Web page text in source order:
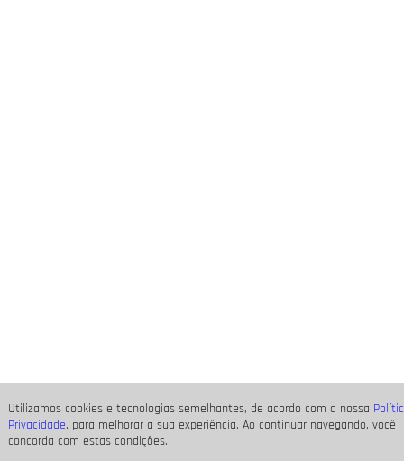
Utilizamos cookies e tecnologias semelhantes, de acordo com a nossa
Privacidade, para melhorar a sua experiência. Ao continuar navegando, você
concorda com estas condições.